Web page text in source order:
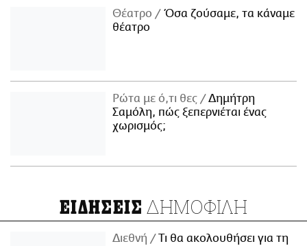
Θέατρο
Όσα ζούσαμε, τα κάναμε
θέατρο
Ρώτα με ό,τι θες
Δημήτρη
Σαμόλη, πώς ξεπερνιέται ένας
χωρισμός;
ΕΙΔΗΣΕΙΣ ΔΗΜΟΦΙΛΗ
Διεθνή Τι θα ακολουθήσει για τη